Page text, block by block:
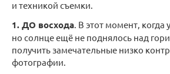
и техникой съемки.
1. ДО восхода . В этот момент, когда
но солнце ещё не поднялось над
получить замечательные низко
фотографии.